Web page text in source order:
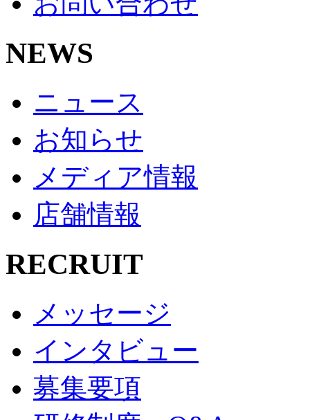
NEWS
ニュース
お知らせ
メディア情報
店舗情報
RECRUIT
メッセージ
インタビュー
募集要項